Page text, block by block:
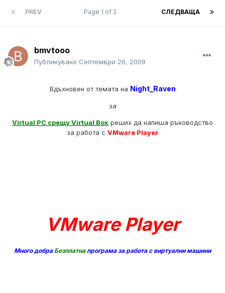
PREV СЛЕДВАЩА
Page 1 of 2
bmvtooo
Публикувано Септември 26, 2009
Вдъхновен от темата на Night_Raven
за
Virtual PC срещу Virtual Box реших да напиша ръководство
за работа с VMware Player
VMware Player
Много добраБезплатнапрограма за работа с виртуални машини